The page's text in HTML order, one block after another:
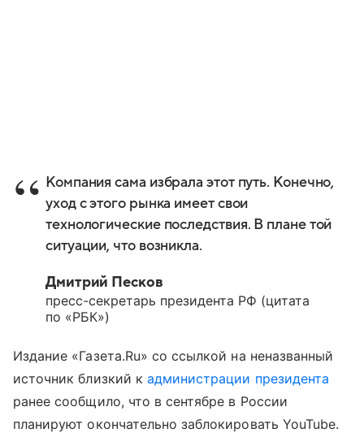
Компания сама избрала этот путь. Конечно,
уход с этого рынка имеет свои
технологические последствия. В плане той
ситуации, что возникла.
Дмитрий Песков
пресс-секретарь президента РФ (цитата
по «РБК»)
Издание «Газета.Ru» со ссылкой на неназванный
источник близкий к администрации президента
ранее сообщило, что в сентябре в России
планируют окончательно заблокировать YouTube.